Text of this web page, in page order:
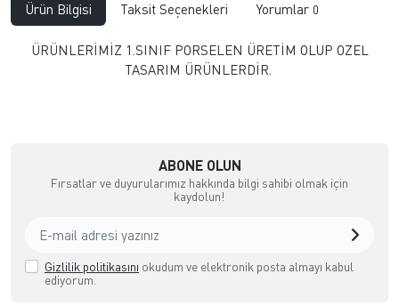
Ürün Bilgisi Taksit Seçenekleri Yorumlar 0
ÜRÜNLERİMİZ 1.SINIF PORSELEN ÜRETİM OLUP OZEL
TASARIM ÜRÜNLERDİR.
ABONE OLUN
Fırsatlar ve duyurularımız hakkında bilgi sahibi olmak için
kaydolun!
Gizlilik politikasını okudum ve elektronik posta almayı kabul
ediyorum.